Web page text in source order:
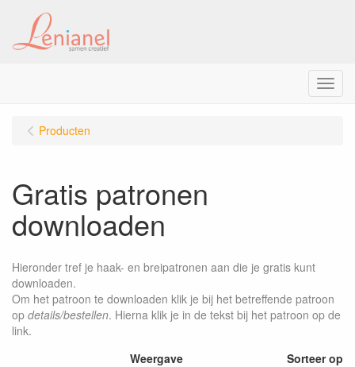
Menu
Producten
Gratis patronen
downloaden
Hieronder tref je haak- en breipatronen aan die je gratis kunt
downloaden.
Om het patroon te downloaden klik je bij het betreffende patroon
op details/bestellen. Hierna klik je in de tekst bij het patroon op de
link.
Weergave
Sorteer op